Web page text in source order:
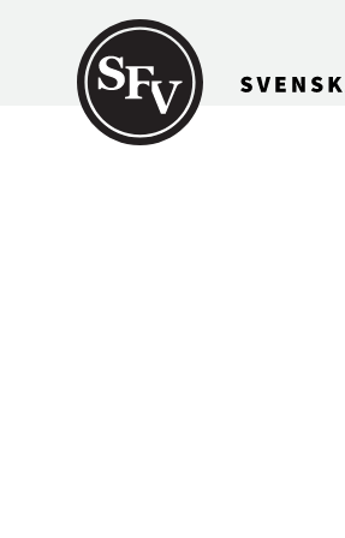
Gå till innehållet